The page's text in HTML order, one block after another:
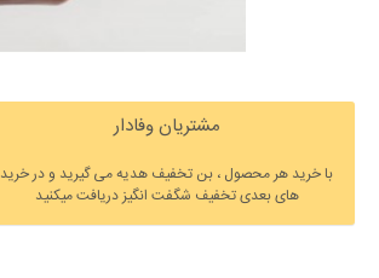
مشتریان وفادار
با خرید هر محصول ، بن تخفیف هدیه می گیرید و در خرید
های بعدی تخفیف شگفت انگیز دریافت میکنید